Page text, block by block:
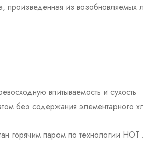
из возобновляемых
впитываемость и сухость
без содержания элементарного
горячим паром по технологии HOT